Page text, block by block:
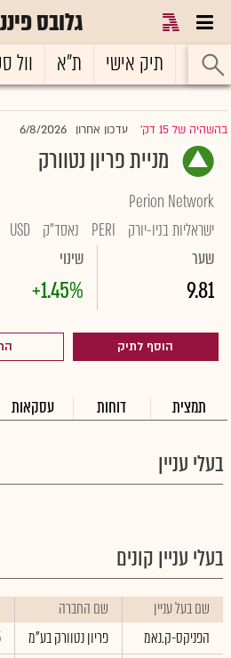
גלובס
ראשי תיק אישי ת"א וול
בהשהיה של 15 דק' |עדכון אחרון 6/8/2026
מניית פריון נטוורק
Perion Network
ישראליות בניו-יורק
PERI נאסד"ק USD
שער
9.81
שינוי
+1.45%
הוסף לתיק
תמצית דוחות עסקאות
בעלי עניין
בעלי עניין קונים
שם בעל עניין שם החברה
הפניקס-ק.נאמ
פריון נטוורק בע"מ